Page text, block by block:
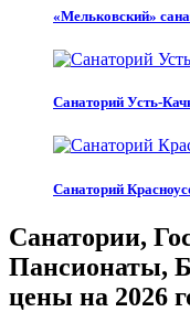
«Мельковский»
Санаторий Усть-
Санаторий
Санатории,
Пансионаты,
цены на 2026